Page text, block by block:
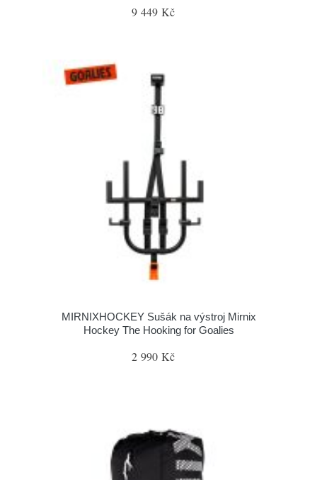
9 449 Kč
MIRNIXHOCKEY Sušák na výstroj Mirnix
Hockey The Hooking for Goalies
2 990 Kč